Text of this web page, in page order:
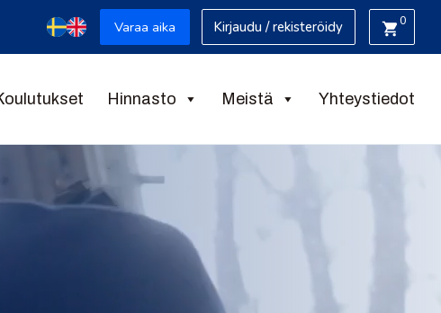
Varaa aika Kirjaudu / rekisteröidy 0
Hinnasto Meistä Yhteystiedot